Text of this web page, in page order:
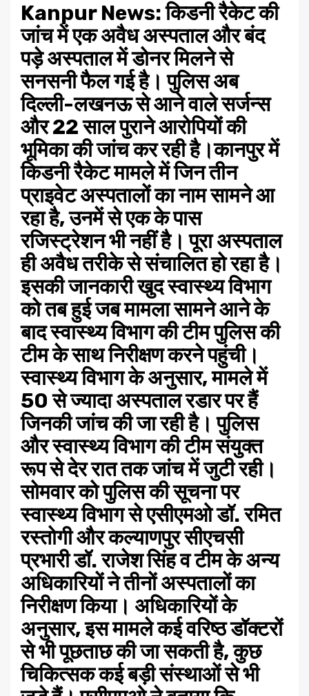
Kanpur News:किडनी रैकेट की
जांच में एक अवैध अस्पताल और बंद
पड़े अस्पताल में डोनर मिलने से
सनसनी फैल गई है। पुलिस अब
दिल्ली-लखनऊ से आने वाले सर्जन्स
और 22 साल पुराने आरोपियों की
भूमिका की जांच कर रही है।कानपुर में
किडनी रैकेट मामले में जिन तीन
प्राइवेट अस्पतालों का नाम सामने आ
रहा है, उनमें से एक के पास
रजिस्ट्रेशन भी नहीं है। पूरा अस्पताल
ही अवैध तरीके से संचालित हो रहा है।
इसकी जानकारी खुद स्वास्थ्य विभाग
को तब हुई जब मामला सामने आने के
बाद स्वास्थ्य विभाग की टीम पुलिस की
टीम के साथ निरीक्षण करने पहुंची।
स्वास्थ्य विभाग के अनुसार, मामले में
50 से ज्यादा अस्पताल रडार पर हैं
जिनकी जांच की जा रही है। पुलिस
और स्वास्थ्य विभाग की टीम संयुक्त
रूप से देर रात तक जांच में जुटी रही।
सोमवार को पुलिस की सूचना पर
स्वास्थ्य विभाग से एसीएमओ डॉ. रमित
रस्तोगी और कल्याणपुर सीएचसी
प्रभारी डॉ. राजेश सिंह व टीम के अन्य
अधिकारियों ने तीनों अस्पतालों का
निरीक्षण किया। अधिकारियों के
अनुसार, इस मामले कई वरिष्ठ डॉक्टरों
से भी पूछताछ की जा सकती है, कुछ
चिकित्सक कई बड़ी संस्थाओं से भी